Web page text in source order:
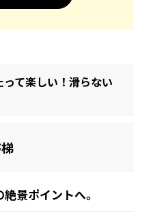
て楽しい！滑らない
景ポイントへ。